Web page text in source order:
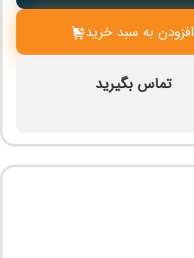
افزودن به سبد خرید
تماس بگیرید